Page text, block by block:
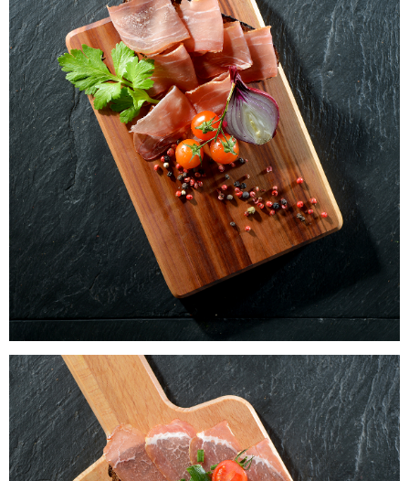
Laacher Bio Schweinenussschinken
WISSEN wo`s herkommt!
6,90€